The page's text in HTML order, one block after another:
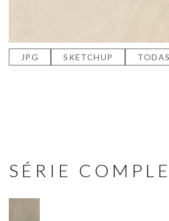
JPG SKETCHUP
SÉRIE